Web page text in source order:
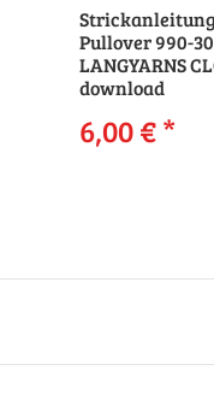
Strickanleitung
Pullover 990-
LANGYARNS
download
6,00 €*